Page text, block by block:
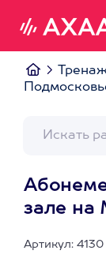
зале на
Артикул: 4130